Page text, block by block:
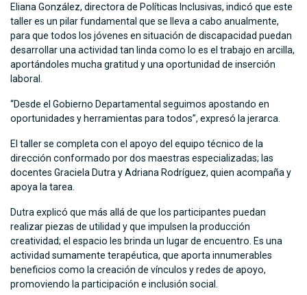
Eliana González, directora de Políticas Inclusivas, indicó que este
taller es un pilar fundamental que se lleva a cabo anualmente,
para que todos los jóvenes en situación de discapacidad puedan
desarrollar una actividad tan linda como lo es el trabajo en arcilla,
aportándoles mucha gratitud y una oportunidad de inserción
laboral.
“Desde el Gobierno Departamental seguimos apostando en
oportunidades y herramientas para todos”, expresó la jerarca.
El taller se completa con el apoyo del equipo técnico de la
dirección conformado por dos maestras especializadas; las
docentes Graciela Dutra y Adriana Rodríguez, quien acompaña y
apoya la tarea.
Dutra explicó que más allá de que los participantes puedan
realizar piezas de utilidad y que impulsen la producción
creatividad; el espacio les brinda un lugar de encuentro. Es una
actividad sumamente terapéutica, que aporta innumerables
beneficios como la creación de vínculos y redes de apoyo,
promoviendo la participación e inclusión social.